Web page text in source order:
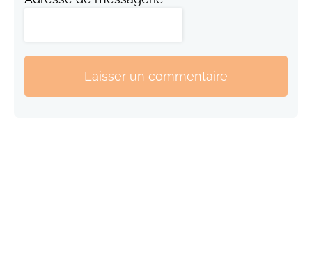
Laisser un commentaire